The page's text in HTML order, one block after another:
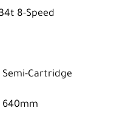
8-Speed
Semi-Cartridge
640mm